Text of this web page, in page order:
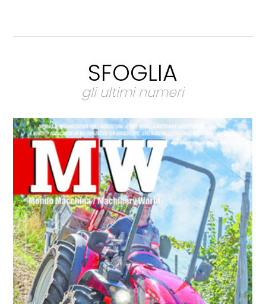
SFOGLIA
gli ultimi numeri